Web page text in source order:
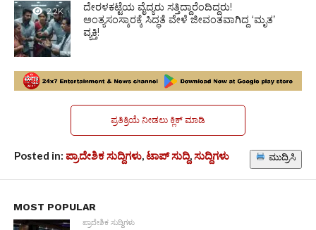
2.2K
ದೇರಳಕಟ್ಟೆಯ ವೈದ್ಯರು ಸತ್ತಿದ್ದಾರೆಂದಿದ್ದರು!
ಅಂತ್ಯಸಂಸ್ಕಾರಕ್ಕೆ ಸಿದ್ಧತೆ ವೇಳೆ ಜೀವಂತವಾಗಿದ್ದ ‘ಮೃತ’
ವ್ಯಕ್ತಿ!
ಪ್ರತಿಕ್ರಿಯೆ ನೀಡಲು ಕ್ಲಿಕ್ ಮಾಡಿ
Posted in: ಪ್ರಾದೇಶಿಕ ಸುದ್ದಿಗಳು,ಟಾಪ್ ಸುದ್ದಿ,ಸುದ್ದಿಗಳು ಮುದ್ರಿಸಿ
MOST POPULAR
ಪ್ರಾದೇಶಿಕ ಸುದ್ದಿಗಳು